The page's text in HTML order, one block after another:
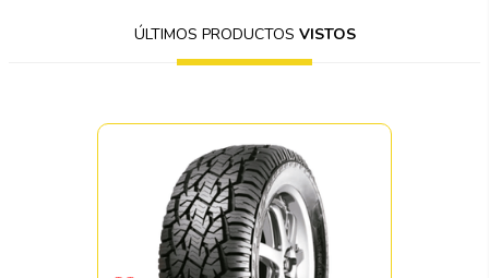
ÚLTIMOS PRODUCTOS VISTOS